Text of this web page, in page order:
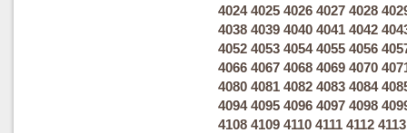
4024 4025 4026 4027 4028
4038 4039 4040 4041 4042
4052 4053 4054 4055 4056
4066 4067 4068 4069 4070
4080 4081 4082 4083 4084
4094 4095 4096 4097 4098
4108 4109 4110 4111 4112 4113